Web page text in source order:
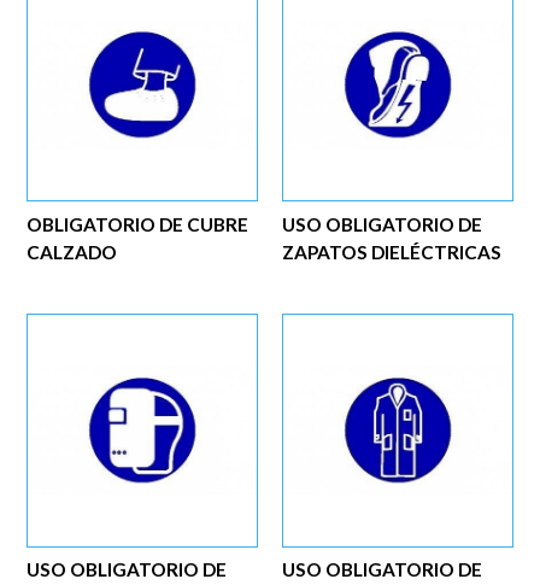
USO OBLIGATORIO DE
ZAPATOS DIELÉCTRICAS
OBLIGATORIO DE CUBRE
CALZADO
USO OBLIGATORIO DE
USO OBLIGATORIO DE